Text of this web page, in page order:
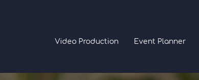
Video Production Event Planner